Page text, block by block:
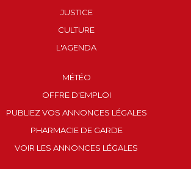
JUSTICE
CULTURE
L'AGENDA
MÉTÉO
OFFRE D'EMPLOI
PUBLIEZ VOS ANNONCES LÉGALES
PHARMACIE DE GARDE
VOIR LES ANNONCES LÉGALES